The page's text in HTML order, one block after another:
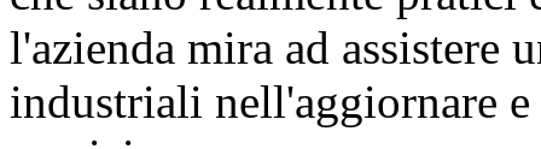
l'azienda mira ad assistere
industriali nell'aggiornare